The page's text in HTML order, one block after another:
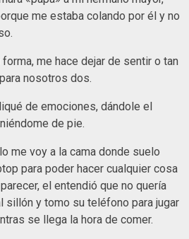
me estaba colando por él y no
me hace dejar de sentir o tan
nosotros dos.
de emociones, dándole el
de pie.
me voy a la cama donde suelo
para poder hacer cualquier cosa
el entendió que no quería
sillón y tomo su teléfono para jugar
se llega la hora de comer.